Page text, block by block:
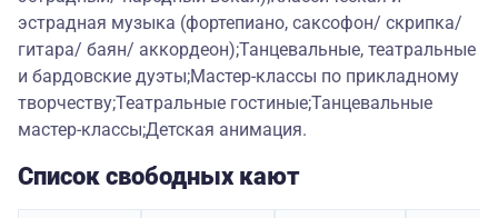
эстрадная музыка (фортепиано, саксофон/ скрипка/
гитара/ баян/ аккордеон);Танцевальные, театральные
и бардовские дуэты;Мастер-классы по прикладному
творчеству;Театральные гостиные;Танцевальные
мастер-классы;Детская анимация.
Список свободных кают